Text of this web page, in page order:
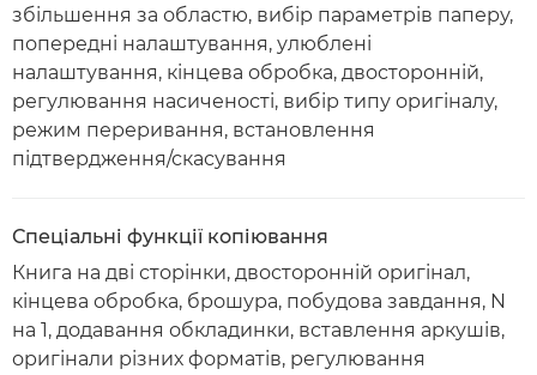
збільшення за областю, вибір параметрів паперу,
попередні налаштування, улюблені
налаштування, кінцева обробка, двосторонній,
регулювання насиченості, вибір типу оригіналу,
режим переривання, встановлення
підтвердження/скасування
Спеціальні функції копіювання
Книга на дві сторінки, двосторонній оригінал,
кінцева обробка, брошура, побудова завдання, N
на 1, додавання обкладинки, вставлення аркушів,
оригінали різних форматів, регулювання